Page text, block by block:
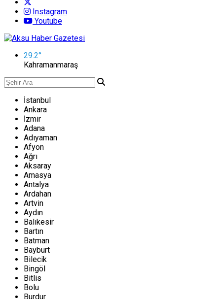
Instagram
Youtube
29.2°
Kahramanmaraş
İstanbul
Ankara
İzmir
Adana
Adıyaman
Afyon
Ağrı
Aksaray
Amasya
Antalya
Ardahan
Artvin
Aydın
Balıkesir
Bartın
Batman
Bayburt
Bilecik
Bingöl
Bitlis
Bolu
Burdur